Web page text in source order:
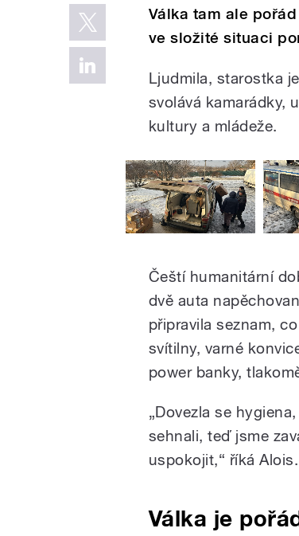
Válka tam ale
ve složité situaci
Ljudmila, starostka
svolává kamarádky,
kultury a mládeže.
Čeští humanitární
dvě auta
připravila seznam,
svítilny, varné
power banky,
„Dovezla se
sehnali, teď jsme
uspokojit,“ říká Alois.
Válka je